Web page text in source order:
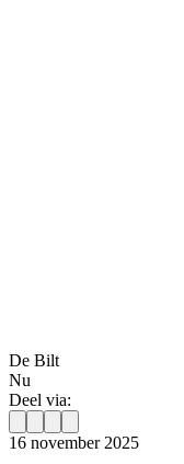
De Bilt
Nu
Deel via:
16 november 2025